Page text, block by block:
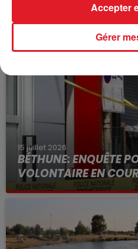
15 juillet 2026
BÉTHUNE: ENQUÊTE
VOLONTAIRE EN
Selon les premiers
Gérer
Accepter